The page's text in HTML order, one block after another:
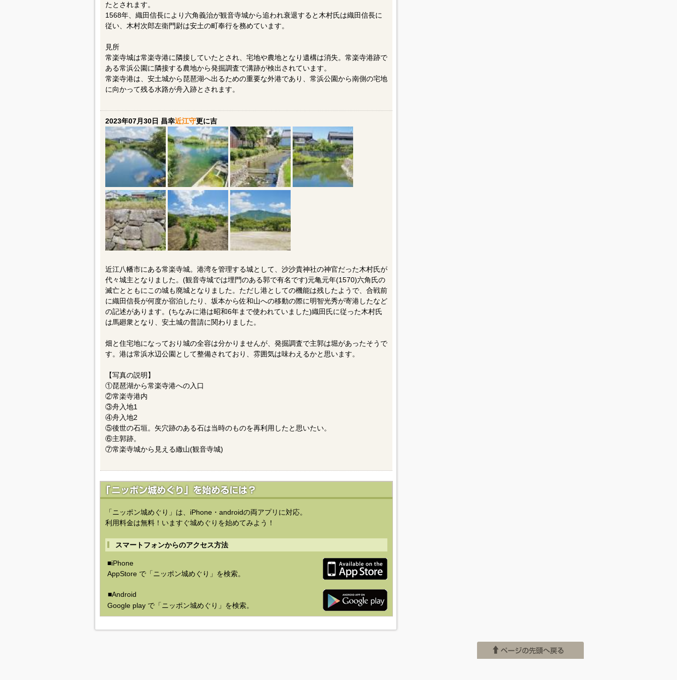
たとされます。
1568年、織田信長により六角義治が観音寺城から追われ衰退すると木村氏は織田信長に
従い、木村次郎左衛門尉は安土の町奉行を務めています。
見所
常楽寺城は常楽寺港に隣接していたとされ、宅地や農地となり遺構は消失。常楽寺港跡で
ある常浜公園に隣接する農地から発掘調査で溝跡が検出されています。
常楽寺港は、安土城から琵琶湖へ出るための重要な外港であり、常浜公園から南側の宅地
に向かって残る水路が舟入跡とされます。
2023年07月30日 昌幸近江守更に吉
近江八幡市にある常楽寺城。港湾を管理する城として、沙沙貴神社の神官だった木村氏が
代々城主となりました。(観音寺城では埋門のある郭で有名です)元亀元年(1570)六角氏の
滅亡とともにこの城も廃城となりました。ただし港としての機能は残したようで、合戦前
に織田信長が何度か宿泊したり、坂本から佐和山への移動の際に明智光秀が寄港したなど
の記述があります。(ちなみに港は昭和6年まで使われていました)織田氏に従った木村氏
は馬廻衆となり、安土城の普請に関わりました。
畑と住宅地になっており城の全容は分かりませんが、発掘調査で主郭は堀があったそうで
す。港は常浜水辺公園として整備されており、雰囲気は味わえるかと思います。
【写真の説明】
①琵琶湖から常楽寺港への入口
②常楽寺港内
③舟入地1
④舟入地2
⑤後世の石垣。矢穴跡のある石は当時のものを再利用したと思いたい。
⑥主郭跡。
⑦常楽寺城から見える繖山(観音寺城)
「ニッポン城めぐり」は、iPhone・androidの両アプリに対応。
利用料金は無料！いますぐ城めぐりを始めてみよう！
スマートフォンからのアクセス方法
■iPhone
AppStore で「ニッポン城めぐり」を検索。
■Android
Google play で「ニッポン城めぐり」を検索。